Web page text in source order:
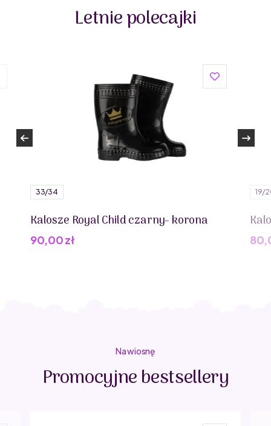
Chrisa i Colleen Bennet w 1991 roku w Nowej Zelandii. Jest
pionierem w dziedzinie produkcji obuwia dziecięcego.
To pierwsza firma na świecie, która rozpoczęła produkcję
kapci z miękką skórzaną podeszwą (soft sole).
jako nieliczny producent obuwia promuje również
ideę „bosej stopy” – mówiącą o tym, że chodzenie boso
jest najzdrowsze dla młodej stopy.
Producent/Podmiot odpowiedzialny:
Provect
Gajowa 1, 43-100 Tychy
dystrybucja@provect.pl
Kod produktu:
Letnie polecajki
33/34
Kalosze Royal Child czarny- korona
90,00zł
19/
Na wiosnę
Promocyjne bestsellery